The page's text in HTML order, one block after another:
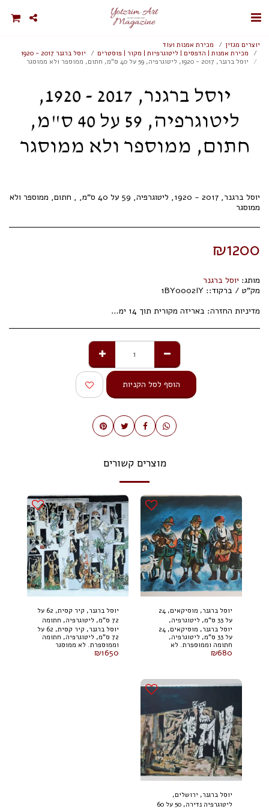
יוצרים מגזין
מכירת אמנות ועוד
מכירת אמנות | הדפסים | ליטוגרפיות | מקור | פוסטרים
יוסל ברגנר 2017 - 1920
יוסל ברגנר, 2017 - 1920, ליטוגרפיה, 59 על 40 ס"מ, חתום, ממוספר ולא ממוסגר
יוסל ברגנר, 2017 - 1920,
ליטוגרפיה, 59 על 40 ס"מ,
חתום, ממוספר ולא ממוסגר
יוסל ברגנר, 2017 - 1920, ליטוגרפיה, 59 על 40 ס"מ, , חתום, ממוספר ולא
ממוסגר
₪1200
מותג: יוסל ברגנר
מק"ט / ברקוד:: 1BY0002IY
מדיניות החזרה: באריזה מקורית תוך 14 ימי עסקים.
הוסף לסל הקניות
מוצרים קשורים
יוסל ברגנר, מוסיקאים, 24
על 33 ס"מ, ליטוגרפיה,
חתומה וממוספרת. לא
ממוסגר
יוסל ברגנר, מוסיקאים, 24
על 33 ס"מ, ליטוגרפיה,
חתומה וממוספרת. לא
ממוסגר
₪680
יוסל ברגנר, קיר קסית, 62 על
72 ס"מ, ליטוגרפיה, חתומה
וממוספרת. לא ממוסגר
יוסל ברגנר, קיר קסית, 62 על
72 ס"מ, ליטוגרפיה, חתומה
וממוספרת. לא ממוסגר
₪1650
יוסל ברגנר, ירושלים,
ליטוגרפיה נדירה, 50 על 60